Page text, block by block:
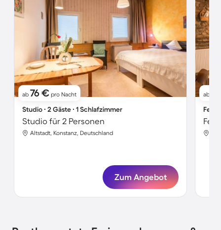
ab 76 € pro Nacht
Studio ∙ 2 Gäste ∙ 1 Schlafzimmer
Studio für 2 Personen
Altstadt, Konstanz, Deutschland
Zum Angebot
ab